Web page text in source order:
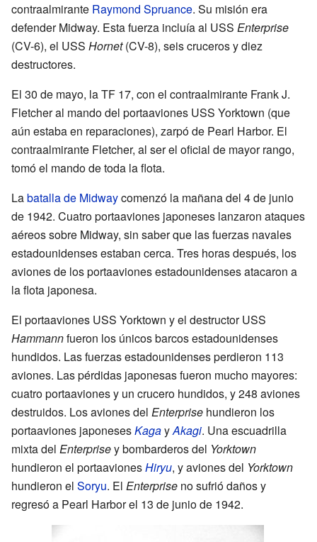
contraalmirante Raymond Spruance. Su misión era
defender Midway. Esta fuerza incluía al USS Enterprise
(CV-6), el USS Hornet(CV-8), seis cruceros y diez
destructores.
El 30 de mayo, la TF 17, con el contraalmirante Frank J.
Fletcher al mando del portaaviones USS Yorktown (que
aún estaba en reparaciones), zarpó de Pearl Harbor. El
contraalmirante Fletcher, al ser el oficial de mayor rango,
tomó el mando de toda la flota.
Labatalla de Midwaycomenzó la mañana del 4 de junio
de 1942. Cuatro portaaviones japoneses lanzaron ataques
aéreos sobre Midway, sin saber que las fuerzas navales
estadounidenses estaban cerca. Tres horas después, los
aviones de los portaaviones estadounidenses atacaron a
la flota japonesa.
El portaaviones USS Yorktown y el destructor USS
Hammannfueron los únicos barcos estadounidenses
hundidos. Las fuerzas estadounidenses perdieron 113
aviones. Las pérdidas japonesas fueron mucho mayores:
cuatro portaaviones y un crucero hundidos, y 248 aviones
destruidos. Los aviones del Enterprise hundieron los
portaaviones japonesesKagayAkagi. Una escuadrilla
mixta del Enterprisey bombarderos del Yorktown
hundieron el portaavionesHiryu, y aviones del Yorktown
hundieron el Soryu. El Enterprise no sufrió daños y
regresó a Pearl Harbor el 13 de junio de 1942.